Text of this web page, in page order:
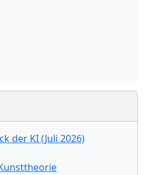
der KI (Juli 2026)